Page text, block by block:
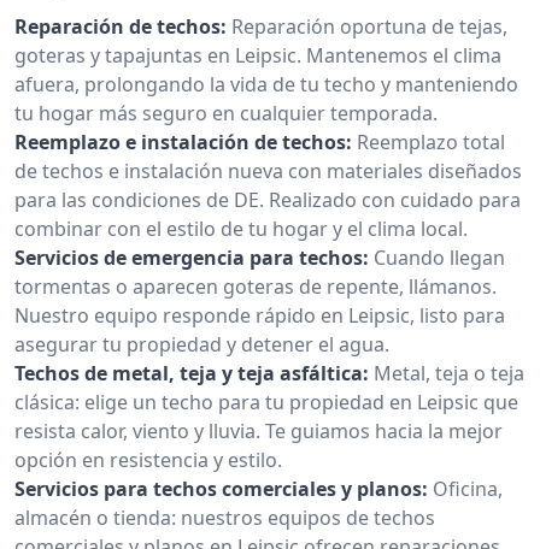
Reparación de techos: Reparación oportuna de tejas,
goteras y tapajuntas en Leipsic. Mantenemos el clima
afuera, prolongando la vida de tu techo y manteniendo
tu hogar más seguro en cualquier temporada.
Reemplazo e instalación de techos: Reemplazo total
de techos e instalación nueva con materiales diseñados
para las condiciones de DE. Realizado con cuidado para
combinar con el estilo de tu hogar y el clima local.
Servicios de emergencia para techos: Cuando llegan
tormentas o aparecen goteras de repente, llámanos.
Nuestro equipo responde rápido en Leipsic, listo para
asegurar tu propiedad y detener el agua.
Techos de metal, teja y teja asfáltica: Metal, teja o teja
clásica: elige un techo para tu propiedad en Leipsic que
resista calor, viento y lluvia. Te guiamos hacia la mejor
opción en resistencia y estilo.
Servicios para techos comerciales y planos: Oficina,
almacén o tienda: nuestros equipos de techos